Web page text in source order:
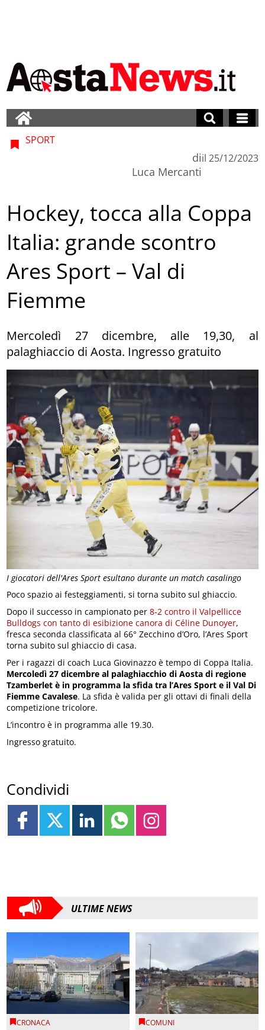
I giocatori dell'Ares Sport esultano durante un match casalingo
SPORT
di
Luca Mercanti
il 25/12/2023
Hockey, tocca alla Coppa
Italia: grande scontro
Ares Sport – Val di
Fiemme
Mercoledì 27 dicembre, alle 19,30, al
palaghiaccio di Aosta. Ingresso gratuito
Poco spazio ai festeggiamenti, si torna subito sul ghiaccio.
Dopo il successo in campionato per8-2 contro il Valpellicce
Bulldogs con tanto di esibizione canora di Céline Dunoyer,
fresca seconda classificata al 66° Zecchino d’Oro, l’Ares Sport
torna subito sul ghiaccio di casa.
Per i ragazzi di coach Luca Giovinazzo è tempo di Coppa Italia.
Mercoledì 27 dicembre al palaghiacchio di Aosta di regione
Tzamberlet è in programma la sfida tra l’Ares Sport e il Val Di
Fiemme Cavalese. La sfida è valida per gli ottavi di finali della
competizione tricolore.
L’incontro è in programma alle 19.30.
Ingresso gratuito.
Condividi
ULTIME NEWS
CRONACA COMUNI